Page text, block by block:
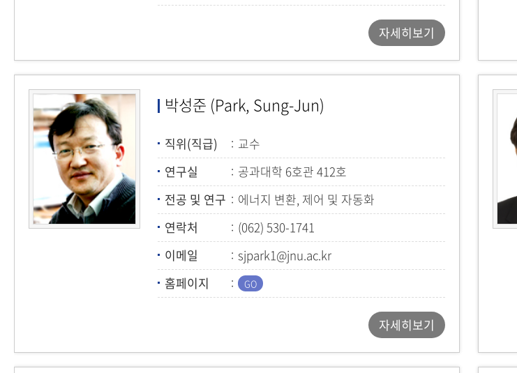
자세히보기
박성준 (Park, Sung-Jun)
직위(직급)
교수
연구실
공과대학 6호관 412호
전공 및 연구
에너지 변환, 제어 및 자동화
연락처
(062) 530-1741
이메일
sjpark1@jnu.ac.kr
홈페이지
자세히보기